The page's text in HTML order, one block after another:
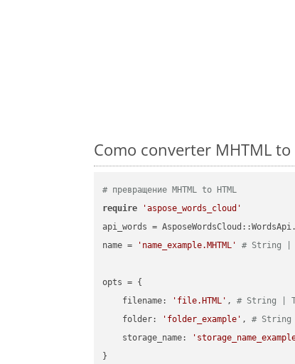
Como converter MHTML to
# превращение MHTML to HTML
require
'aspose_words_cloud'
api_words = AsposeWordsCloud::WordsApi.
name =
'name_example.MHTML' # String |
opts = {
    filename:
'file.HTML' , # String |
    folder:
'folder_example' , # String
    storage_name:
}